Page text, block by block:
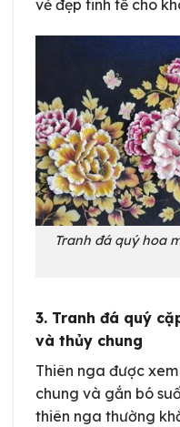
vẻ đẹp tinh tế cho
Tranh đá quý hoa
3. Tranh đá quý
và thủy chung
Thiên nga được
chung và gắn bó
thiên nga thường